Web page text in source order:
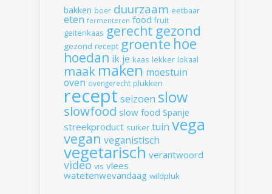
bakken boer duurzaam eetbaar
eten fermenteren food fruit
geitenkaas gerecht gezond
gezond recept groente hoe
hoedan ik je kaas lekker lokaal
maak maken moestuin
oven ovengerecht plukken
recept seizoen slow
slowfood slow food Spanje
streekproduct suiker tuin vega
vegan veganistisch
vegetarisch verantwoord
video vis vlees
watetenwevandaag wildpluk